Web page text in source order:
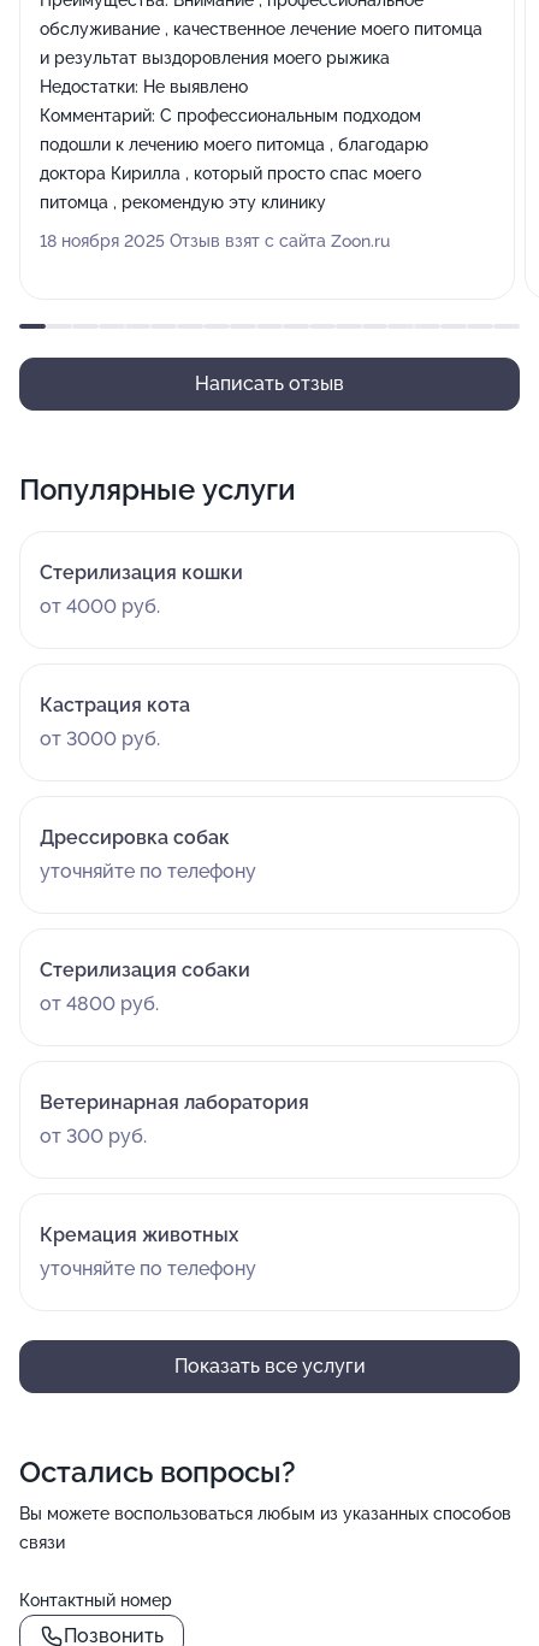
обслуживание , качественное лечение моего питомца
и результат выздоровления моего рыжика
Недостатки: Не выявлено
Комментарий: С профессиональным подходом
подошли к лечению моего питомца , благодарю
доктора Кирилла , который просто спас моего
питомца , рекомендую эту клинику
18 ноября 2025 Отзыв взят с сайта Zoon.ru
Написать отзыв
Популярные услуги
Стерилизация кошки
от 4000 руб.
Кастрация кота
от 3000 руб.
Дрессировка собак
уточняйте по телефону
Стерилизация собаки
от 4800 руб.
Ветеринарная лаборатория
от 300 руб.
Кремация животных
уточняйте по телефону
Показать все услуги
Остались вопросы?
Вы можете воспользоваться любым из указанных способов
связи
Контактный номер
Позвонить